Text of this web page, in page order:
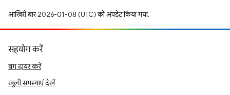
आखिरी बार 2026-01-08 (UTC) को अपडेट किया गया.
सहयोग करें
बग दायर करें
खुली समस्याएं देखें